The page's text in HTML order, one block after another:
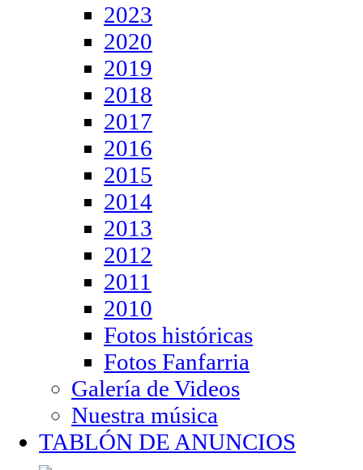
2023
2020
2019
2018
2017
2016
2015
2014
2013
2012
2011
2010
Fotos históricas
Fotos Fanfarria
Galería de Videos
Nuestra música
TABLÓN DE ANUNCIOS